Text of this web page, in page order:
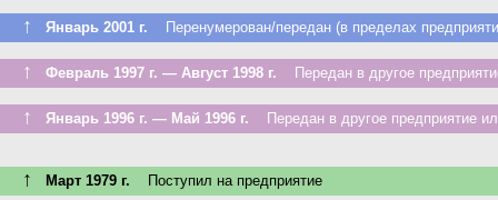
↑ Январь 2001 г. Перенумерован/передан (в пределах
↑ Февраль 1997 г. — Август 1998 г. Передан в другое
↑ Январь 1996 г. — Май 1996 г. Передан в другое предприятие
↑ Март 1979 г. Поступил на предприятие